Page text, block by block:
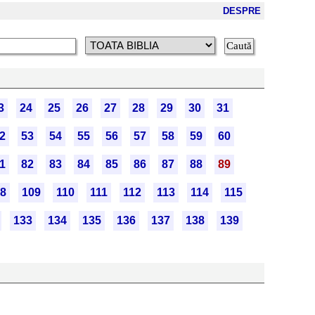
DESPRE
24 25 26 27 28 29 30 31
53 54 55 56 57 58 59 60
82 83 84 85 86 87 88 89
109 110 111 112 113 114 115
133 134 135 136 137 138 139